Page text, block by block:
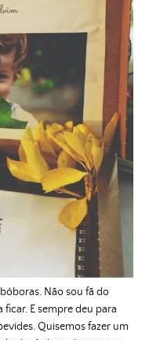
Não sou fã do
E sempre deu para
Quisemos fazer um